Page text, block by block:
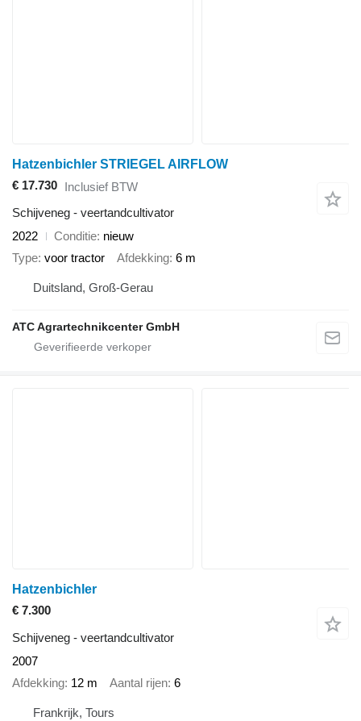
Hatzenbichler STRIEGEL AIRFLOW
€ 17.730 Inclusief BTW
Schijveneg - veertandcultivator
2022
Conditie nieuw
Type voor tractor Afdekking 6 m
Duitsland, Groß-Gerau
ATC Agrartechnikcenter GmbH
Hatzenbichler
€ 7.300
Schijveneg - veertandcultivator
2007
Afdekking 12 m Aantal rijen 6
Frankrijk, Tours